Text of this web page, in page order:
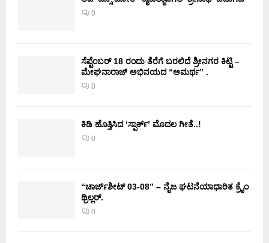
0
ಸೆಪ್ಟೆಂಬರ್ 18 ರಂದು ತೆರೆಗೆ ಬರಲಿದೆ ಶ್ರೀನಗರ ಕಿಟ್ಟಿ –
ಮೇಘನಾರಾಜ್ ಅಭಿನಯದ “ಅಮರ್ಥ” .
0
ಕಿಡಿ‌‌ ಹೊತ್ತಿಸಿದ ‘ಸ್ಪಾರ್ಕ್’ ಮೊದಲ‌ ಗೀತೆ..!
0
“ಚಾರ್ಜ್‌ಶೀಟ್ 03-08” – ನೈಜ ಘಟನೆಯಾಧಾರಿತ ಕ್ರೈಂ
ಥ್ರಿಲ್ಲರ್.
0